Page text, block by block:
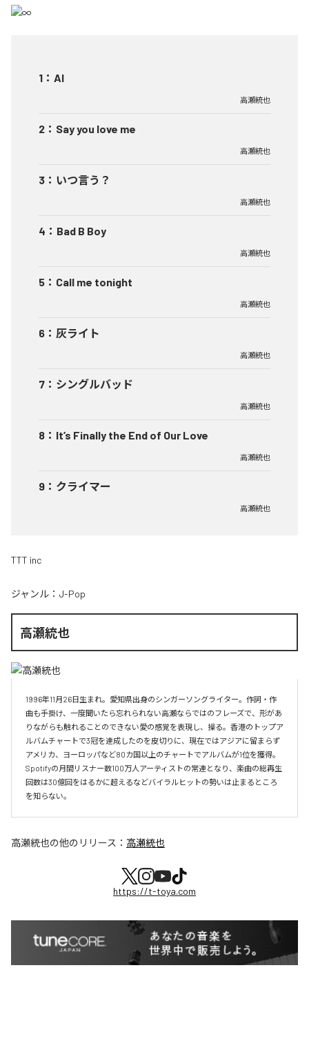
1 ： AI
高瀬統也
2 ： Say you love me
高瀬統也
3 ： いつ言う？
高瀬統也
4 ： Bad B Boy
高瀬統也
5 ： Call me tonight
高瀬統也
6 ： 灰ライト
高瀬統也
7 ： シングルバッド
高瀬統也
8 ： It’s Finally the End of Our Love
高瀬統也
9 ： クライマー
高瀬統也
TTT inc
ジャンル： J-Pop
高瀬統也
1996年11月26日生まれ。愛知県出身のシンガーソングライター。作詞・作
曲も手掛け、一度聞いたら忘れられない高瀬ならではのフレーズで、形があ
りながらも触れることのできない愛の感覚を表現し、操る。香港のトップア
ルバムチャートで3冠を達成したのを皮切りに、現在ではアジアに留まらず
アメリカ、ヨーロッパなど80カ国以上のチャートでアルバムが1位を獲得。
Spotifyの月間リスナー数100万人アーティストの常連となり、楽曲の総再生
回数は30億回をはるかに超えるなどバイラルヒットの勢いは止まるところ
を知らない。
高瀬統也の他のリリース： 高瀬統也
https://t-toya.com